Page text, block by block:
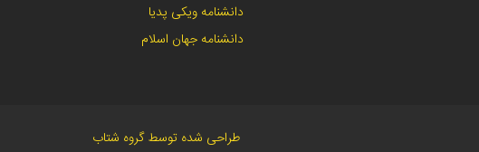
دانشنامه ویکی پدیا
دانشنامه جهان اسلام
طراحی شده توسط گروه شتاب